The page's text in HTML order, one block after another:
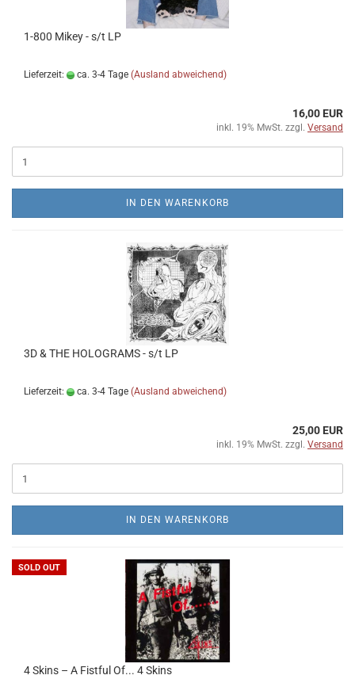
1​-​800 Mikey - s​/​t LP
Lieferzeit: ca. 3-4 Tage (Ausland abweichend)
16,00 EUR
inkl. 19% MwSt. zzgl. Versand
IN DEN WARENKORB
3D & THE HOLOGRAMS - s/t LP
Lieferzeit: ca. 3-4 Tage (Ausland abweichend)
25,00 EUR
inkl. 19% MwSt. zzgl. Versand
IN DEN WARENKORB
SOLD OUT
4 Skins ‎– A Fistful Of... 4 Skins